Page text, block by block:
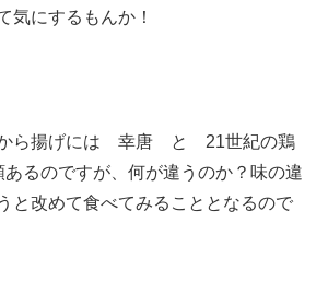
気にするもんか！
から揚げには 幸唐 と 21世紀の鶏
るのですが、何が違うのか？味の違
と改めて食べてみることとなるので